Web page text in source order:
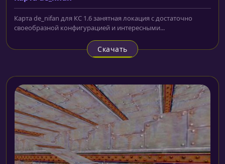
Карта de_nifan для КС 1.6 занятная локация с достаточно
своеобразной конфигурацией и интересными...
Скачать